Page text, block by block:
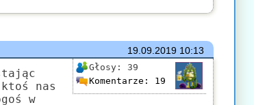
19.09.201910:13
Głosy: 39
Komentarze: 19
nas
w